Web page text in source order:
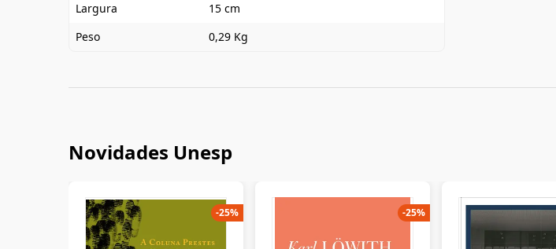
Largura
15 cm
Peso
0,29 Kg
Novidades Unesp
-25% -25%